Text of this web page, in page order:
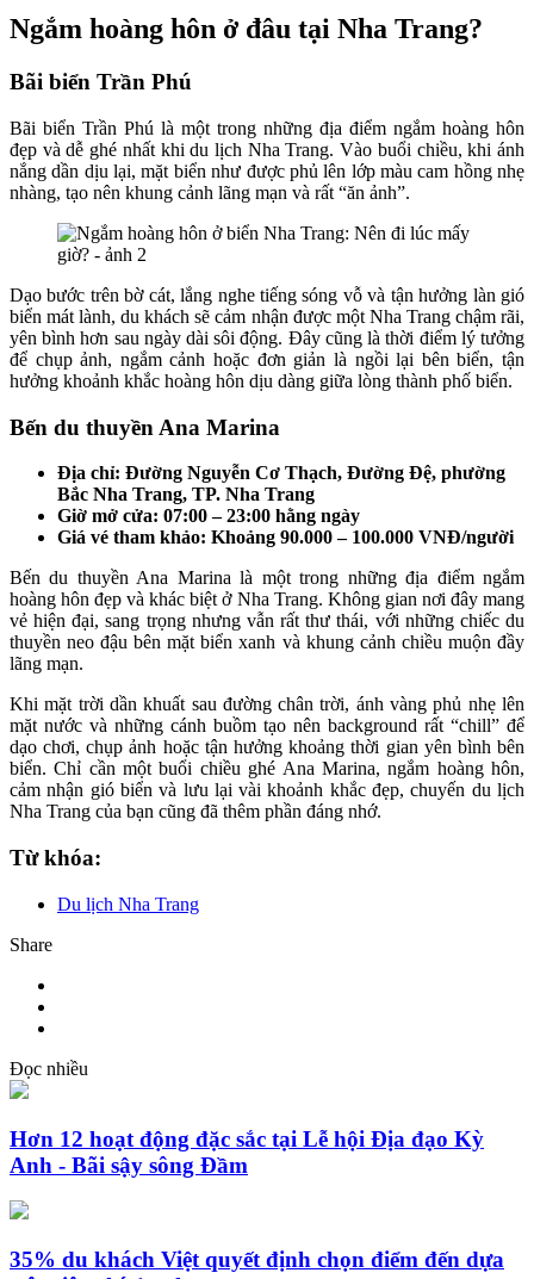
Ngắm hoàng hôn ở đâu tại Nha Trang?
Bãi biển Trần Phú
Bãi biển Trần Phú là một trong những địa điểm ngắm hoàng hôn
đẹp và dễ ghé nhất khi du lịch Nha Trang. Vào buổi chiều, khi ánh
nắng dần dịu lại, mặt biển như được phủ lên lớp màu cam hồng nhẹ
nhàng, tạo nên khung cảnh lãng mạn và rất “ăn ảnh”.
Dạo bước trên bờ cát, lắng nghe tiếng sóng vỗ và tận hưởng làn gió
biển mát lành, du khách sẽ cảm nhận được một Nha Trang chậm rãi,
yên bình hơn sau ngày dài sôi động. Đây cũng là thời điểm lý tưởng
để chụp ảnh, ngắm cảnh hoặc đơn giản là ngồi lại bên biển, tận
hưởng khoảnh khắc hoàng hôn dịu dàng giữa lòng thành phố biển.
Bến du thuyền Ana Marina
Địa chỉ: Đường Nguyễn Cơ Thạch, Đường Đệ, phường
Bắc Nha Trang, TP. Nha Trang
Giờ mở cửa: 07:00 – 23:00 hằng ngày
Giá vé tham khảo: Khoảng 90.000 – 100.000 VNĐ/người
Bến du thuyền Ana Marina là một trong những địa điểm ngắm
hoàng hôn đẹp và khác biệt ở Nha Trang. Không gian nơi đây mang
vẻ hiện đại, sang trọng nhưng vẫn rất thư thái, với những chiếc du
thuyền neo đậu bên mặt biển xanh và khung cảnh chiều muộn đầy
lãng mạn.
Khi mặt trời dần khuất sau đường chân trời, ánh vàng phủ nhẹ lên
mặt nước và những cánh buồm tạo nên background rất “chill” để
dạo chơi, chụp ảnh hoặc tận hưởng khoảng thời gian yên bình bên
biển. Chỉ cần một buổi chiều ghé Ana Marina, ngắm hoàng hôn,
cảm nhận gió biển và lưu lại vài khoảnh khắc đẹp, chuyến du lịch
Nha Trang của bạn cũng đã thêm phần đáng nhớ.
Từ khóa:
Du lịch Nha Trang
Share
Đọc nhiều
Hơn 12 hoạt động đặc sắc tại Lễ hội Địa đạo Kỳ
Anh - Bãi sậy sông Đầm
35% du khách Việt quyết định chọn điểm đến dựa